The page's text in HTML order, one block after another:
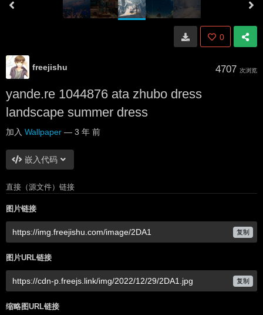
0
freejishu 4707 次浏览
yande.re 1044876 ata zhubo dress
landscape summer dress
加入 Wallpaper — 3 年 前
嵌入代码
直接（源文件）链接
图片链接
复制
图片URL链接
复制
缩略图URL链接